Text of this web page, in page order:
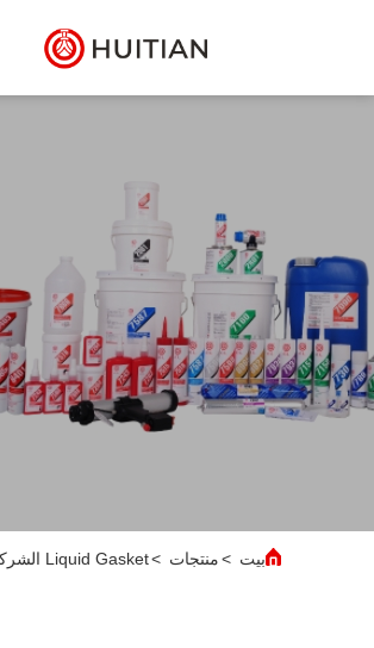
بيت >منتجات >Liquid Gasket الشركة المصنعة على الإنترنت